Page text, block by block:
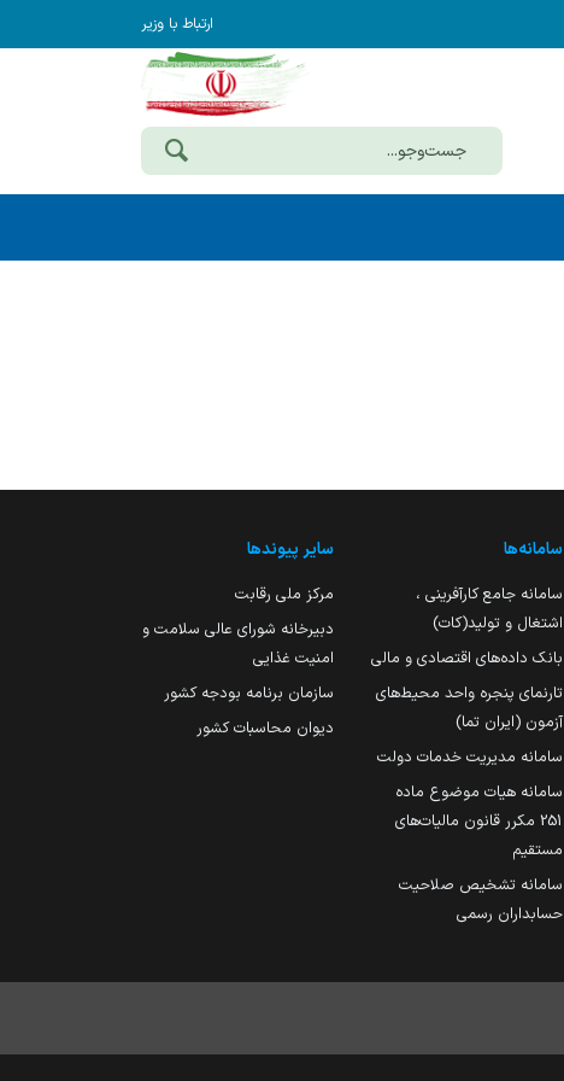
ارتباط با وزیر
سامانه‌ها
سامانه جامع کارآفرینی ،
اشتغال و تولید(کات)
بانک داده‌های اقتصادی و مالی
تارنمای پنجره واحد محیط‌های
آزمون (ایران تما)
سامانه مدیریت خدمات دولت
سامانه هیات موضوع ماده
251 مکرر قانون مالیات‌های
مستقیم
سامانه تشخیص صلاحیت
حسابداران رسمی
سایر پیوندها
مرکز ملی رقابت
دبیرخانه شورای عالی سلامت و
امنیت غذایی
سازمان برنامه بودجه کشور
دیوان محاسبات کشور